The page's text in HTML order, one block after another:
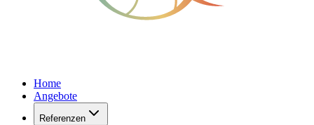
Home
Angebote
Referenzen